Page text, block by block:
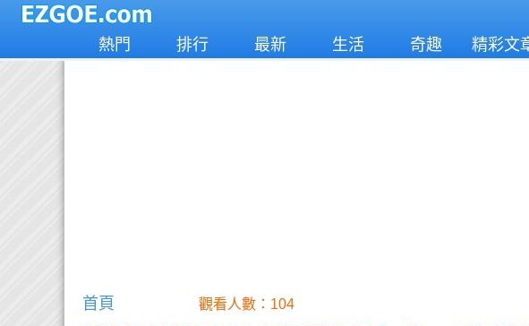
熱門 排行 最新 生活 奇趣 精彩文
首頁 觀看人數：104